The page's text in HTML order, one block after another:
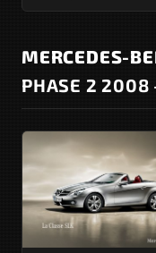
MERCEDES-
PHASE 2 2008